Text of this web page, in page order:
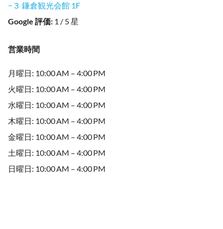
−３ 鎌倉観光会館 1F
Google 評価: 1 / 5 星
営業時間
月曜日: 10:00 AM – 4:00 PM
火曜日: 10:00 AM – 4:00 PM
水曜日: 10:00 AM – 4:00 PM
木曜日: 10:00 AM – 4:00 PM
金曜日: 10:00 AM – 4:00 PM
土曜日: 10:00 AM – 4:00 PM
日曜日: 10:00 AM – 4:00 PM